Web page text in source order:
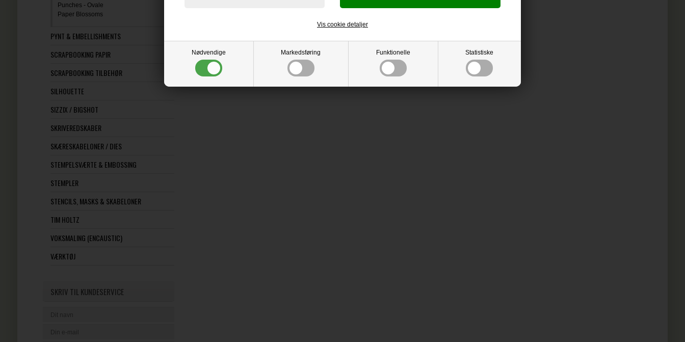
Nødvendige Markedsføring Funktionelle Statistiske
Vis cookie detaljer
Punches - Ovale
Paper Blossoms
PYNT & EMBELLISHMENTS
SCRAPBOOKING PAPIR
SCRAPBOOKING TILBEHØR
SILHOUETTE
SIZZIX / BIGSHOT
SKRIVEREDSKABER
SKÆRESKABELONER / DIES
STEMPELSVÆRTE & EMBOSSING
STEMPLER
STENCILS, MASKS & SKABELONER
TIM HOLTZ
VOKSMALING (ENCAUSTIC)
VÆRKTØJ
SKRIV TIL KUNDESERVICE